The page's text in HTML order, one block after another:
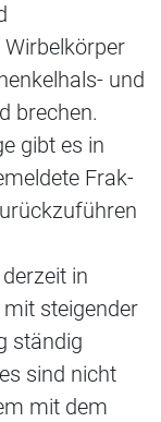
und
brechen.
gibt es in
Frak-
in
steigender
ständig
sind nicht
mit dem